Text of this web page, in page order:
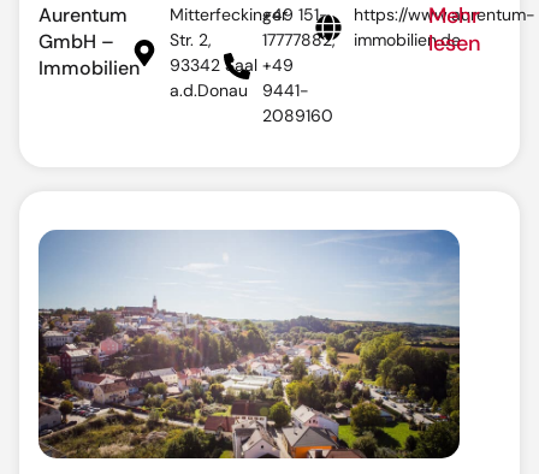
Aurentum
GmbH –
Immobilien
Mitterfeckinger
Str. 2,
93342 Saal
a.d.Donau
+49 151-
17777882,
+49
9441-
2089160
https://www.aurentum-
immobilien.de
Mehr
lesen